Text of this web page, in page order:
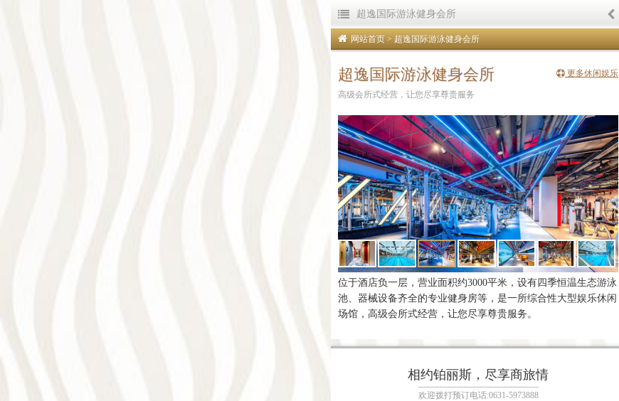
温馨客房
商务会议
完美婚宴
休闲娱乐
旅游攻略
宾客留言
员工之声
联系我们
Chinese English Korean
超逸国际游泳健身会所
网站首页 > 超逸国际游泳健身会所
超逸国际游泳健身会所 更多休闲娱乐
高级会所式经营，让您尽享尊贵服务
位于酒店负一层，营业面积约3000平米，设有四季恒温生态游泳
池、器械设备齐全的专业健身房等，是一所综合性大型娱乐休闲
场馆，高级会所式经营，让您尽享尊贵服务。
相约铂丽斯，尽享商旅情
欢迎拨打预订电话:0631-5973888